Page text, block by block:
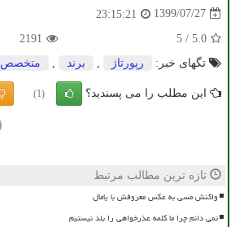
1399/07/27
23:15:21
5.0
/
5
2191
تگهای خبر:
رپورتاژ برند متخصص
این مطلب را می پسندید؟ (1)
تازه ترین مطالب مرتبط
واکنش مسی به عکس معروفش با یامال
نمی دانم چرا ما کلمه عذرخواهی را بلد نیستیم